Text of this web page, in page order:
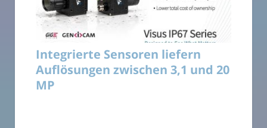
Integrierte Sensoren liefern
Auflösungen zwischen 3,1 und 20
MP